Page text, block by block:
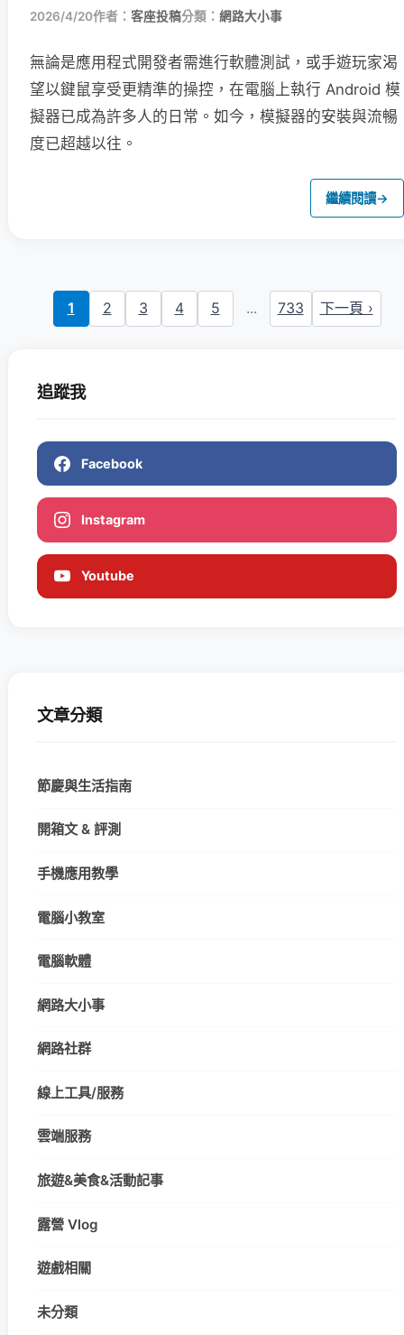
2026/4/20作者： 客座投稿分類： 網路大小事
無論是應用程式開發者需進行軟體測試，或手遊玩家渴
望以鍵鼠享受更精準的操控，在電腦上執行 Android 模
擬器已成為許多人的日常。如今，模擬器的安裝與流暢
度已超越以往。
繼續閱讀→
1 2 3 4 5 ... 733 下一頁 ›
追蹤我
Facebook
Instagram
Youtube
文章分類
節慶與生活指南
開箱文 & 評測
手機應用教學
電腦小教室
電腦軟體
網路大小事
網路社群
線上工具/服務
雲端服務
旅遊&美食&活動記事
露營 Vlog
遊戲相關
未分類